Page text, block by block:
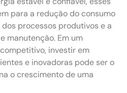
para a redução do consumo
processos produtivos e a
manutenção. Em um
investir em
e inovadoras pode ser o
o crescimento de uma